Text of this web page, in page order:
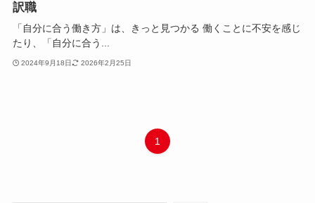
訳職
「自分に合う働き方」は、きっと見つかる 働くことに不安を感じ
たり、「自分に合う...
2024年9月18日 2026年2月25日
1